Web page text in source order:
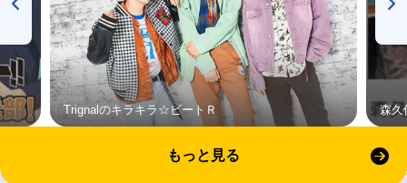
Trignalのキラキラ☆ビートＲ 森久
もっと見る